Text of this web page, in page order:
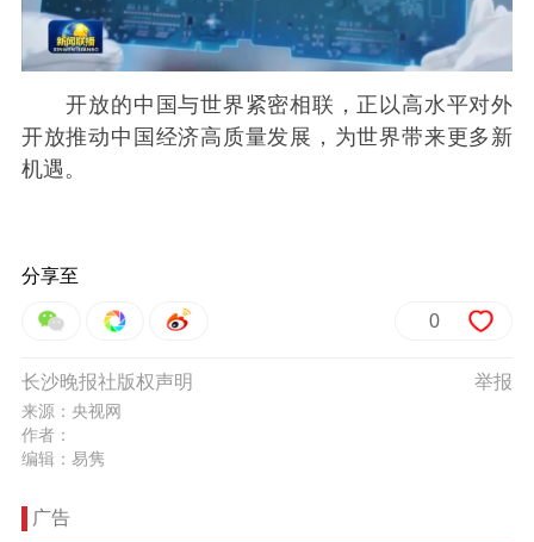
开放的中国与世界紧密相联，正以高水平对外
开放推动中国经济高质量发展，为世界带来更多新
机遇。
分享至
0
举报
长沙晚报社版权声明
来源：央视网
作者：
编辑：易隽
广告